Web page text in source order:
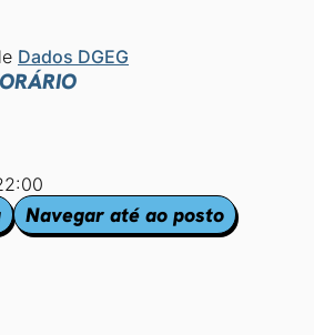
Dados DGEG
Navegar até ao posto